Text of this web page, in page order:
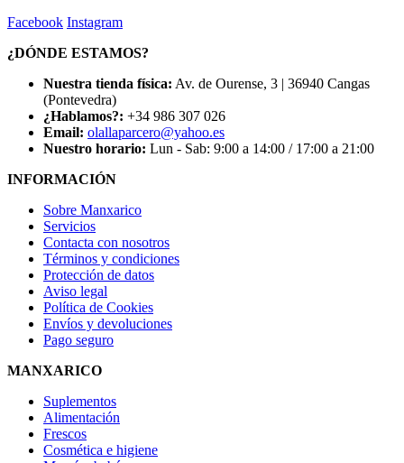
Facebook Instagram
¿DÓNDE ESTAMOS?
Nuestra tienda física: Av. de Ourense, 3 | 36940 Cangas
(Pontevedra)
¿Hablamos?: +34 986 307 026
Email: olallaparcero@yahoo.es
Nuestro horario: Lun - Sab: 9:00 a 14:00 / 17:00 a 21:00
INFORMACIÓN
Sobre Manxarico
Servicios
Contacta con nosotros
Términos y condiciones
Protección de datos
Aviso legal
Política de Cookies
Envíos y devoluciones
Pago seguro
MANXARICO
Suplementos
Alimentación
Frescos
Cosmética e higiene